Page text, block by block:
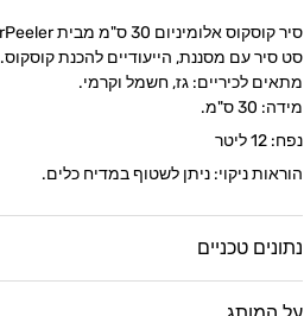
סיר קוסקוס אלומיניום 30 ס"מ מבית CutterPeeler.
סט סיר עם מסננת, הייעודיים להכנת קוסקוס.
מתאים לכיריים: גז, חשמל וקרמי.
מידה: 30 ס"מ.
נפח: 12 ליטר
הוראות ניקוי: ניתן לשטוף במדיח כלים.
נתונים טכניים